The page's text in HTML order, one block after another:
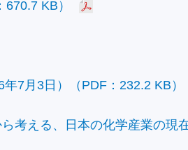
KB）
7月3日）（PDF：232.2 KB）
考える、日本の化学産業の現